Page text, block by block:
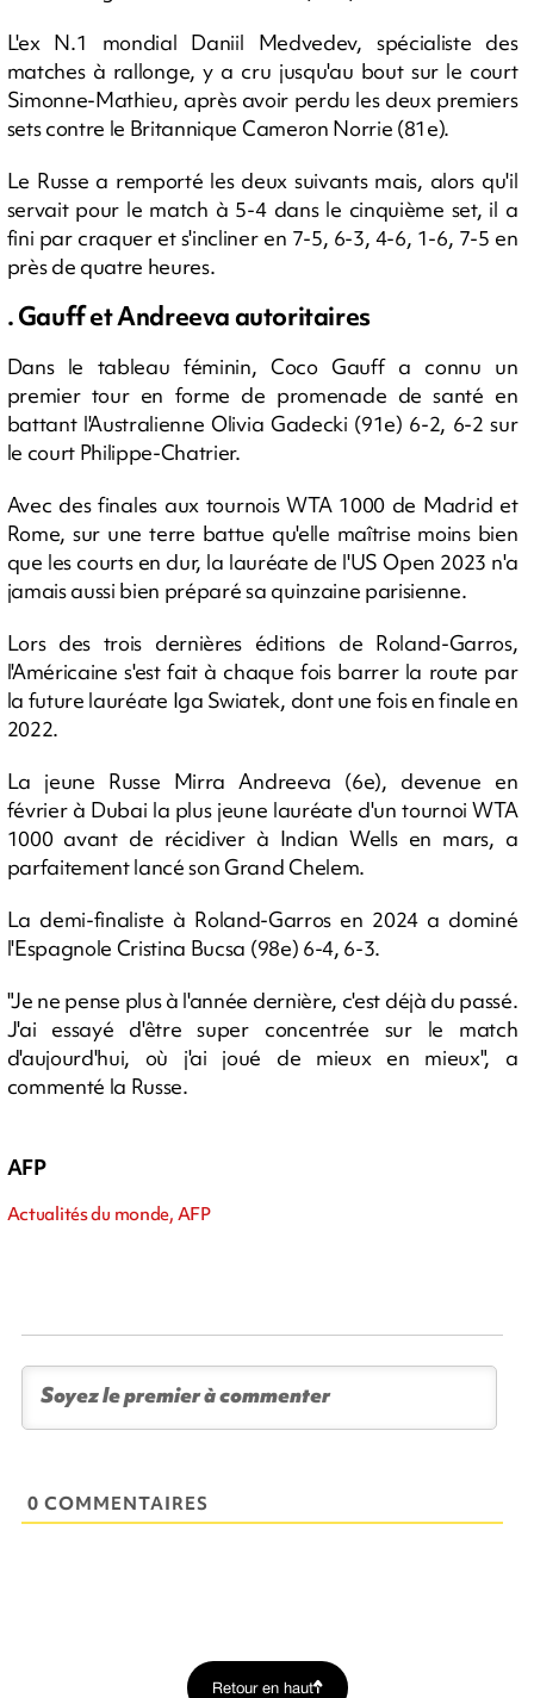
L'ex N.1 mondial Daniil Medvedev, spécialiste des
matches à rallonge, y a cru jusqu'au bout sur le court
Simonne-Mathieu, après avoir perdu les deux premiers
sets contre le Britannique Cameron Norrie (81e).
Le Russe a remporté les deux suivants mais, alors qu'il
servait pour le match à 5-4 dans le cinquième set, il a
fini par craquer et s'incliner en 7-5, 6-3, 4-6, 1-6, 7-5 en
près de quatre heures.
. Gauff et Andreeva autoritaires
Dans le tableau féminin, Coco Gauff a connu un
premier tour en forme de promenade de santé en
battant l'Australienne Olivia Gadecki (91e) 6-2, 6-2 sur
le court Philippe-Chatrier.
Avec des finales aux tournois WTA 1000 de Madrid et
Rome, sur une terre battue qu'elle maîtrise moins bien
que les courts en dur, la lauréate de l'US Open 2023 n'a
jamais aussi bien préparé sa quinzaine parisienne.
Lors des trois dernières éditions de Roland-Garros,
l'Américaine s'est fait à chaque fois barrer la route par
la future lauréate Iga Swiatek, dont une fois en finale en
2022.
La jeune Russe Mirra Andreeva (6e), devenue en
février à Dubai la plus jeune lauréate d'un tournoi WTA
1000 avant de récidiver à Indian Wells en mars, a
parfaitement lancé son Grand Chelem.
La demi-finaliste à Roland-Garros en 2024 a dominé
l'Espagnole Cristina Bucsa (98e) 6-4, 6-3.
"Je ne pense plus à l'année dernière, c'est déjà du passé.
J'ai essayé d'être super concentrée sur le match
d'aujourd'hui, où j'ai joué de mieux en mieux", a
commenté la Russe.
AFP
Actualités du monde, AFP
0 COMMENTAIRES
Retour en haut